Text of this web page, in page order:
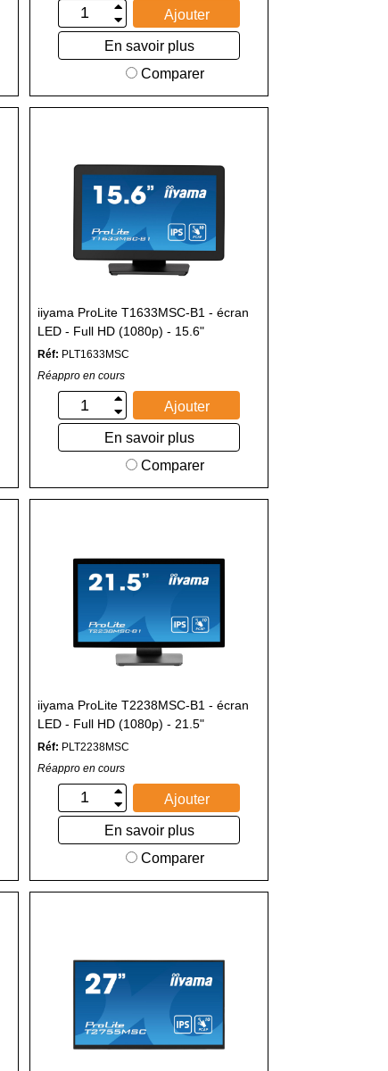
Ajouter
En savoir plus
Comparer
iiyama ProLite T1633MSC-B1 - écran
LED - Full HD (1080p) - 15.6"
Réf: PLT1633MSC
Réappro en cours
Ajouter
En savoir plus
Comparer
iiyama ProLite T2238MSC-B1 - écran
LED - Full HD (1080p) - 21.5"
Réf: PLT2238MSC
Réappro en cours
Ajouter
En savoir plus
Comparer